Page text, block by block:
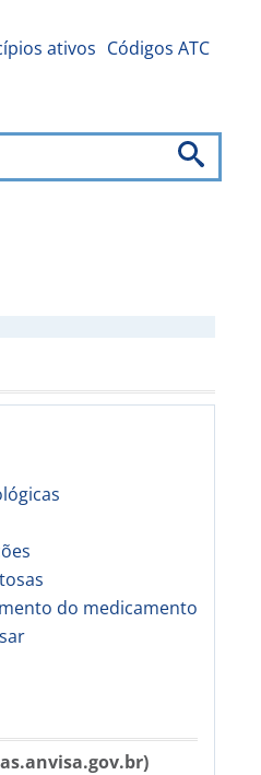
ativos Códigos ATC
do medicamento